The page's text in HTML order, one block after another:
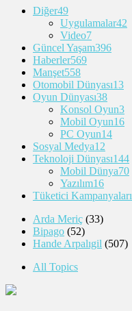
Diğer49
Uygulamalar42
Video7
Güncel Yaşam396
Haberler569
Manşet558
Otomobil Dünyası13
Oyun Dünyası38
Konsol Oyun3
Mobil Oyun16
PC Oyun14
Sosyal Medya12
Teknoloji Dünyası144
Mobil Dünya70
Yazılım16
Tüketici Kampanyaları
Arda Meriç (33)
Bipago (52)
Hande Arpalıgil (507)
All Topics